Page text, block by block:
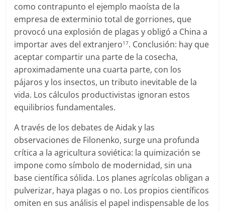
como contrapunto el ejemplo maoísta de la
empresa de exterminio total de gorriones, que
provocó una explosión de plagas y obligó a China a
importar aves del extranjero17. Conclusión: hay que
aceptar compartir una parte de la cosecha,
aproximadamente una cuarta parte, con los
pájaros y los insectos, un tributo inevitable de la
vida. Los cálculos productivistas ignoran estos
equilibrios fundamentales.
A través de los debates de Aidak y las
observaciones de Filonenko, surge una profunda
crítica a la agricultura soviética: la quimización se
impone como símbolo de modernidad, sin una
base científica sólida. Los planes agrícolas obligan a
pulverizar, haya plagas o no. Los propios científicos
omiten en sus análisis el papel indispensable de los